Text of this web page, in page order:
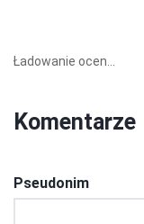
Ładowanie ocen...
Komentarze
Pseudonim